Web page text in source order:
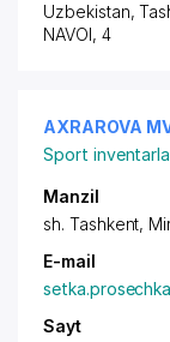
Uzbekistan,
NAVOI, 4
AXRAROVA
Sport
Manzil
sh. Tashkent,
E-mail
Sayt